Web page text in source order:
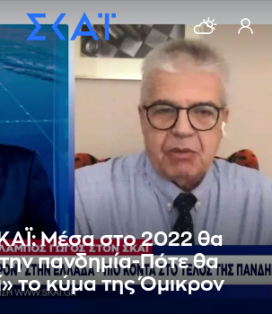
Μέσα στο 2022 θα
πανδημία-Πότε θα
το κύμα της Όμικρον